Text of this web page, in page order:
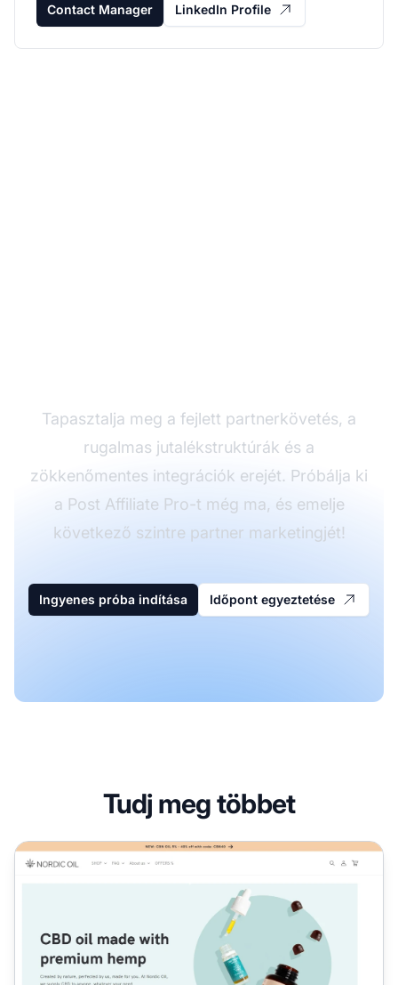
Contact Manager LinkedIn Profile
Tapasztalja meg a fejlett partnerkövetés, a
rugalmas jutalékstruktúrák és a
zökkenőmentes integrációk erejét. Próbálja ki
a Post Affiliate Pro-t még ma, és emelje
következő szintre partner marketingjét!
Ingyenes próba indítása Időpont egyeztetése
Tudj meg többet
Nordic Oil Partnerprogram